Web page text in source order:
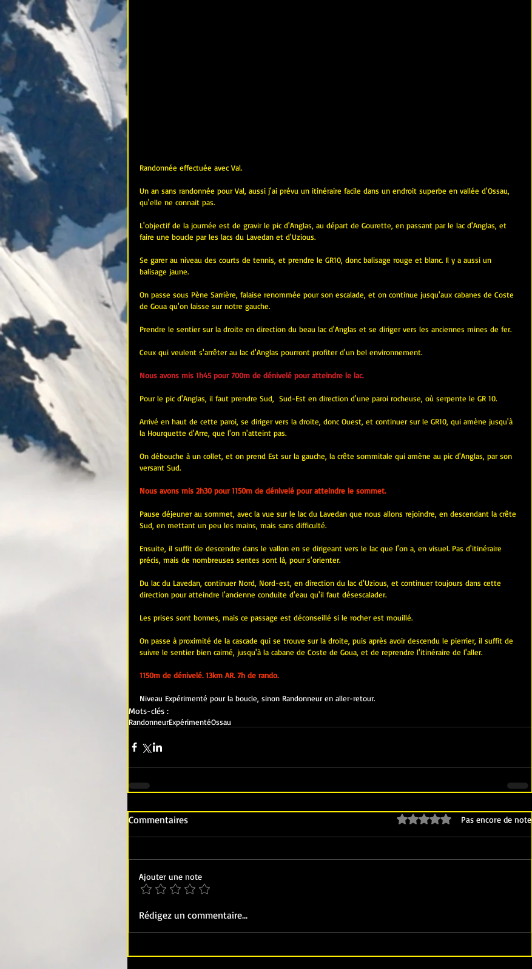
Randonnée effectuée avec Val.
Un an sans randonnée pour Val, aussi j'ai prévu un itinéraire facile dans un endroit superbe en vallée d'Ossau,
qu'elle ne connait pas.
L'objectif de la journée est de gravir le pic d'Anglas, au départ de Gourette, en passant par le lac d'Anglas, et
faire une boucle par les lacs du Lavedan et d'Uzious.
Se garer au niveau des courts de tennis, et prendre le GR10, donc balisage rouge et blanc. Il y a aussi un
balisage jaune.
On passe sous Pène Sarrière, falaise renommée pour son escalade, et on continue jusqu'aux cabanes de Coste
de Goua qu'on laisse sur notre gauche.
Prendre le sentier sur la droite en direction du beau lac d'Anglas et se diriger vers les anciennes mines de fer.
Ceux qui veulent s'arrêter au lac d'Anglas pourront profiter d'un bel environnement.
Nous avons mis 1h45 pour 700m de dénivelé pour atteindre le lac.
Pour le pic d'Anglas, il faut prendre Sud,  Sud-Est en direction d'une paroi rocheuse, où serpente le GR 10.
Arrivé en haut de cette paroi, se diriger vers la droite, donc Ouest, et continuer sur le GR10, qui amène jusqu'à
la Hourquette d'Arre, que l'on n'atteint pas.
On débouche à un collet, et on prend Est sur la gauche, la crête sommitale qui amène au pic d'Anglas, par son
versant Sud.
Nous avons mis 2h30 pour 1150m de dénivelé pour atteindre le sommet.
Pause déjeuner au sommet, avec la vue sur le lac du Lavedan que nous allons rejoindre, en descendant la crête
Sud, en mettant un peu les mains, mais sans difficulté.
Ensuite, il suffit de descendre dans le vallon en se dirigeant vers le lac que l'on a, en visuel. Pas d'itinéraire
précis, mais de nombreuses sentes sont là, pour s'orienter.
Du lac du Lavedan, continuer Nord, Nord-est, en direction du lac d'Uzious, et continuer toujours dans cette
direction pour atteindre l'ancienne conduite d'eau qu'il faut désescalader.
Les prises sont bonnes, mais ce passage est déconseillé si le rocher est mouillé.
On passe à proximité de la cascade qui se trouve sur la droite, puis après avoir descendu le pierrier, il suffit de
suivre le sentier bien cairné, jusqu'à la cabane de Coste de Goua, et de reprendre l'itinéraire de l'aller.
1150m de dénivelé. 13km AR. 7h de rando.
Niveau Expérimenté pour la boucle, sinon Randonneur en aller-retour.
Mots-clés :
RandonneurExpérimentéOssau
Commentaires Noté 0 étoile sur 5. Pas encore de note
Ajouter une note
Rédigez un commentaire...